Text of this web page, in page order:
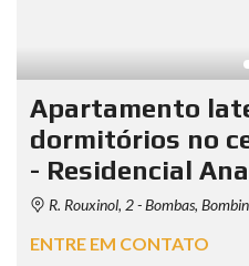
Apartamento
dormitórios no
- Residencial
R. Rouxinol, 2 - Bombas,
ENTRE EM CONTATO